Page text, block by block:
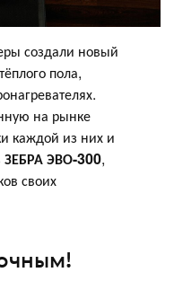
создали новый
пола,
на рынке
каждой из них и
ЗЕБРА ЭВО-300,
своих